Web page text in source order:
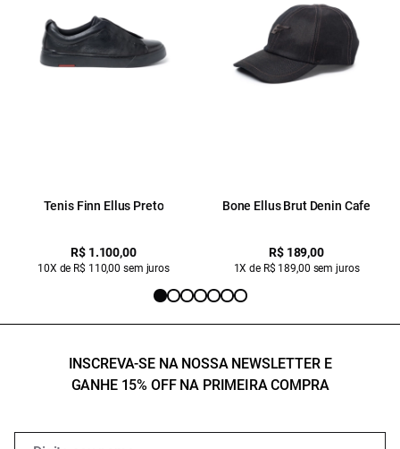
Tenis Finn Ellus Preto
R$ 1.100,00
10X de R$ 110,00 sem juros
Bone Ellus Brut Denin Cafe
R$ 189,00
1X de R$ 189,00 sem juros
INSCREVA-SE NA NOSSA NEWSLETTER E
GANHE 15% OFF NA PRIMEIRA COMPRA